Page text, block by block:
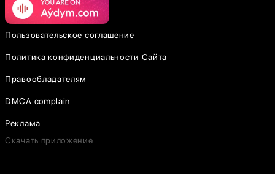
Пользовательское соглашение
Политика конфиденциальности Сайта
Правообладателям
DMCA complain
Реклама
Скачать приложение